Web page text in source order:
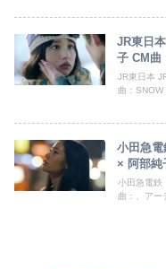
JR東日
子 CM曲
JR東日本
曲：SNOW
小田急
× 阿部純
小田急電鉄
曲：、アー